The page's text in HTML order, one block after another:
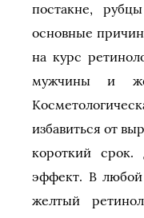
постакне,
основные
на курс
мужчины и
избавиться от
короткий
эффект. В любой
желтый